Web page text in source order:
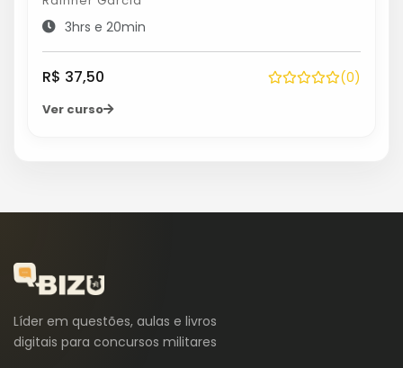
3hrs e 20min
R$ 37,50 (0)
Ver curso
Líder em questões, aulas e livros
digitais para concursos militares